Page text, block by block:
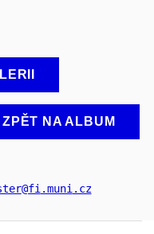
ZPĚT NA ALBUM
@fi.muni.cz